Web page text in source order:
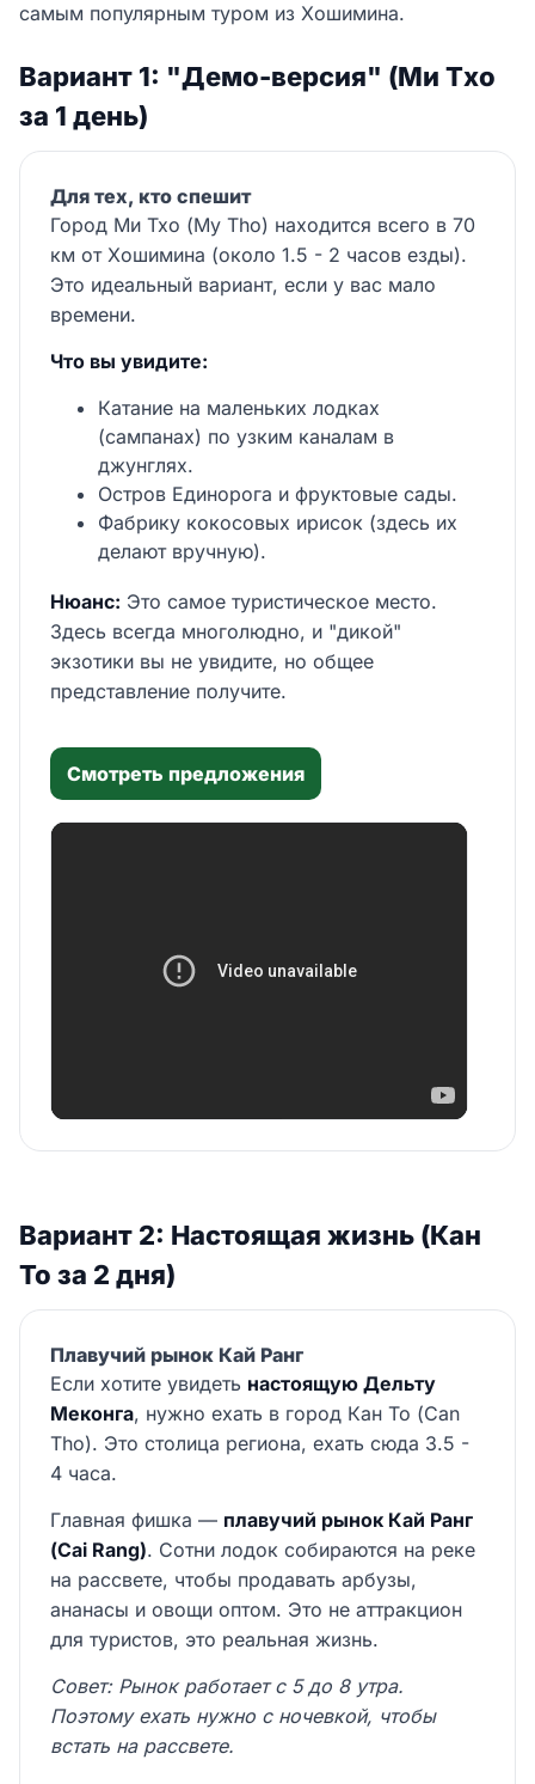
самым популярным туром из Хошимина.
Вариант 1: "Демо-версия" (Ми Тхо
за 1 день)
Для тех, кто спешит
Город Ми Тхо (My Tho) находится всего в 70
км от Хошимина (около 1.5 - 2 часов езды).
Это идеальный вариант, если у вас мало
времени.
Что вы увидите:
Катание на маленьких лодках
(сампанах) по узким каналам в
джунглях.
Остров Единорога и фруктовые сады.
Фабрику кокосовых ирисок (здесь их
делают вручную).
Нюанс: Это самое туристическое место.
Здесь всегда многолюдно, и "дикой"
экзотики вы не увидите, но общее
представление получите.
Смотреть предложения
Вариант 2: Настоящая жизнь (Кан
То за 2 дня)
Плавучий рынок Кай Ранг
Если хотите увидеть настоящую Дельту
Меконга, нужно ехать в город Кан То (Can
Tho). Это столица региона, ехать сюда 3.5 -
4 часа.
Главная фишка — плавучий рынок Кай Ранг
(Cai Rang). Сотни лодок собираются на реке
на рассвете, чтобы продавать арбузы,
ананасы и овощи оптом. Это не аттракцион
для туристов, это реальная жизнь.
Совет: Рынок работает с 5 до 8 утра.
Поэтому ехать нужно с ночевкой, чтобы
встать на рассвете.